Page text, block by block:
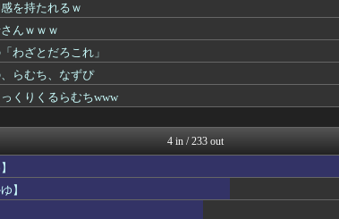
を持たれるｗ
んｗｗｗ
わざとだろこれ」
らむち、なずぴ
くりくるらむちwww
4 in / 233 out
】